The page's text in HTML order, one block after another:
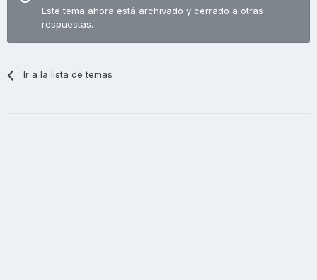
Este tema ahora está archivado y cerrado a otras
respuestas.
Ir a la lista de temas